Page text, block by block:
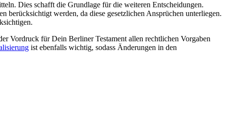
Dies schafft die Grundlage für die weiteren Entscheidungen.
werden, da diese gesetzlichen Ansprüchen unterliegen.
Vordruck für Dein Berliner Testament allen rechtlichen Vorgaben
ist ebenfalls wichtig, sodass Änderungen in den